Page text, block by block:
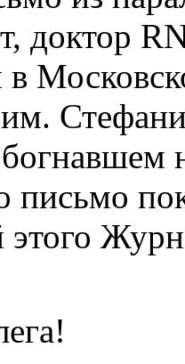
доктор
им.
письмо
этого